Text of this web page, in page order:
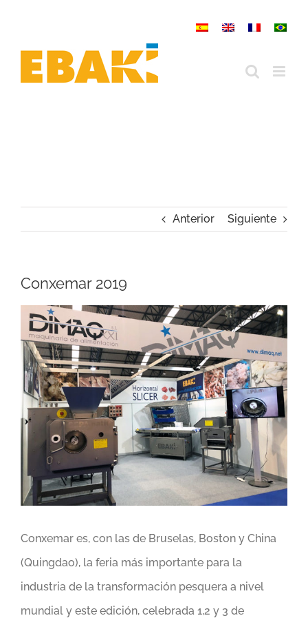
contenido
Anterior Siguiente
Conxemar 2019
Ver
imagen
más
grande
Conxemar es, con las de Bruselas, Boston y China
(Quingdao), la feria más importante para la
industria de la transformación pesquera a nivel
mundial y este edición, celebrada 1,2 y 3 de